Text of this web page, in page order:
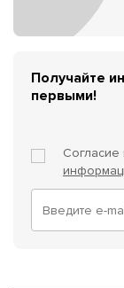
Получайте
первыми!
Согласие